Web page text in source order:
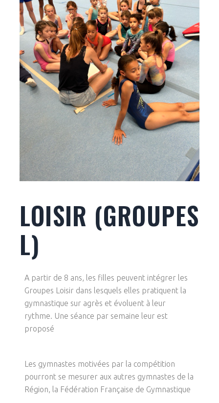
LOISIR (GROUPES
L)
A partir de 8 ans, les filles peuvent intégrer les
Groupes Loisir dans lesquels elles pratiquent la
gymnastique sur agrès et évoluent à leur
rythme. Une séance par semaine leur est
proposé
Les gymnastes motivées par la compétition
pourront se mesurer aux autres gymnastes de la
Région, la Fédération Française de Gymnastique